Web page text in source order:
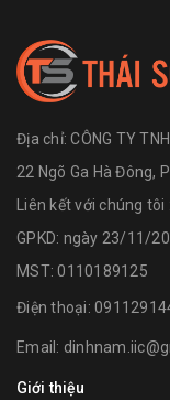
Địa chỉ:CÔNG TY
22 Ngõ Ga Hà Đông,
Liên kết với chúng
GPKD: ngày 23/11/
MST: 0110189125
Điện thoại:
Email:
Giới thiệu